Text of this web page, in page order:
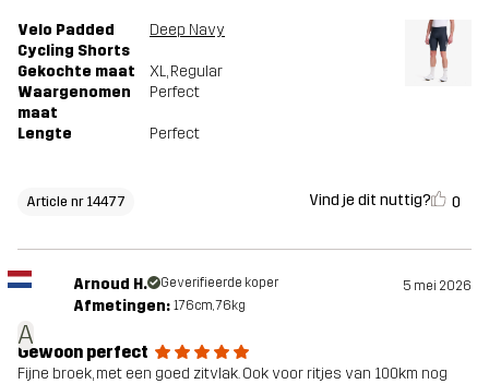
Velo Padded
Cycling Shorts
Deep Navy
Gekochte maat XL, Regular
Waargenomen
maat
Perfect
Lengte Perfect
Article nr 14477 Vind je dit nuttig? 0
A
Arnoud H. Geverifieerde koper 5 mei 2026
Afmetingen: 176cm, 76kg
Gewoon perfect
Fijne broek, met een goed zitvlak. Ook voor ritjes van 100km nog